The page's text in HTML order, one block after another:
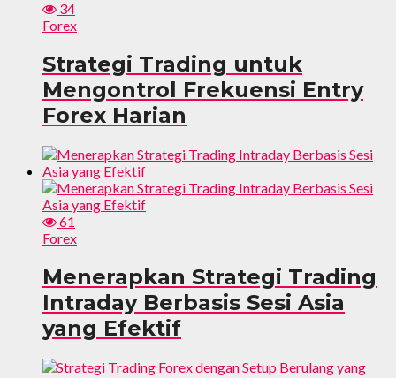
34
Forex
Strategi Trading untuk
Mengontrol Frekuensi Entry
Forex Harian
61
Forex
Menerapkan Strategi Trading
Intraday Berbasis Sesi Asia
yang Efektif